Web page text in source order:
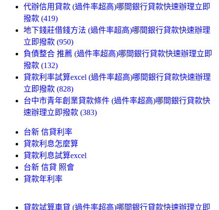
代辦信用貸款 (過件率超高)哪間銀行貸款快速辦理立即
撥款 (419)
地下錢莊借錢方法 (過件率超高)哪間銀行貸款快速辦理
立即撥款 (950)
負債整合 推薦 (過件率超高)哪間銀行貸款快速辦理立即
撥款 (132)
貸款利率試算excel (過件率超高)哪間銀行貸款快速辦理
立即撥款 (828)
台中市青年創業貸款條件 (過件率超高)哪間銀行貸款快
速辦理立即撥款 (383)
台新 信貸利率
貸款利息怎麼算
貸款利息試算excel
台新 信貸 照會
貸款年利率
貸款試算車貸 (過件率超高)哪間銀行貸款快速辦理立即